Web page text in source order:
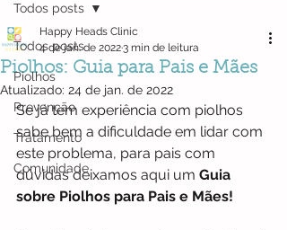
Todos posts
Piolhos
Prevenção
Tratamento
Comunidade
Todos posts
Piolhos: Guia para Pais e Mães
Happy Heads Clinic
4 de jan. de 20223 min de leitura
Atualizado: 24 de jan. de 2022
Se já tem experiência com piolhos
sabe bem a dificuldade em lidar com
este problema, para pais com
dúvidas deixamos aqui um Guia
sobre Piolhos para Pais e Mães!